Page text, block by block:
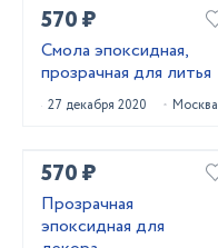
570 ₽
Смола эпоксидная,
прозрачная для литья
27 декабря 2020 Москва
570 ₽
Прозрачная
эпоксидная для